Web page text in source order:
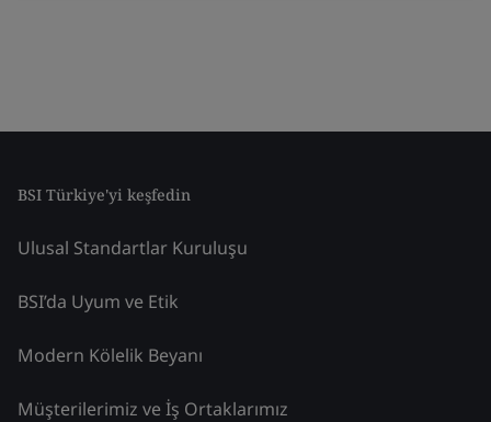
BSI Türkiye'yi keşfedin
Ulusal Standartlar Kuruluşu
BSI’da Uyum ve Etik
Modern Kölelik Beyanı
Müşterilerimiz ve İş Ortaklarımız